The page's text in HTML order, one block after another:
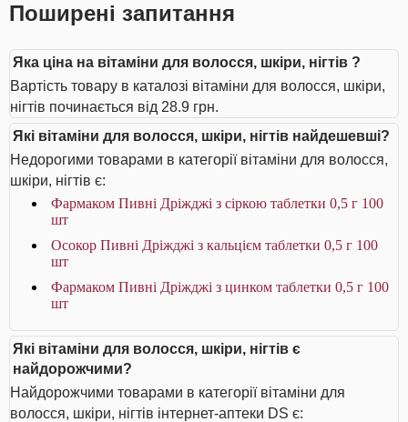
Поширені запитання
Яка ціна на вітаміни для волосся, шкіри, нігтів ?
Вартість товару в каталозі вітаміни для волосся, шкіри,
нігтів починається від 28.9 грн.
Які вітаміни для волосся, шкіри, нігтів найдешевші?
Недорогими товарами в категорії вітаміни для волосся,
шкіри, нігтів є:
Фармаком Пивні Дріжджі з сіркою таблетки 0,5 г 100
шт
Осокор Пивні Дріжджі з кальцієм таблетки 0,5 г 100
шт
Фармаком Пивні Дріжджі з цинком таблетки 0,5 г 100
шт
Які вітаміни для волосся, шкіри, нігтів є
найдорожчими?
Найдорожчими товарами в категорії вітаміни для
волосся, шкіри, нігтів інтернет-аптеки DS є: